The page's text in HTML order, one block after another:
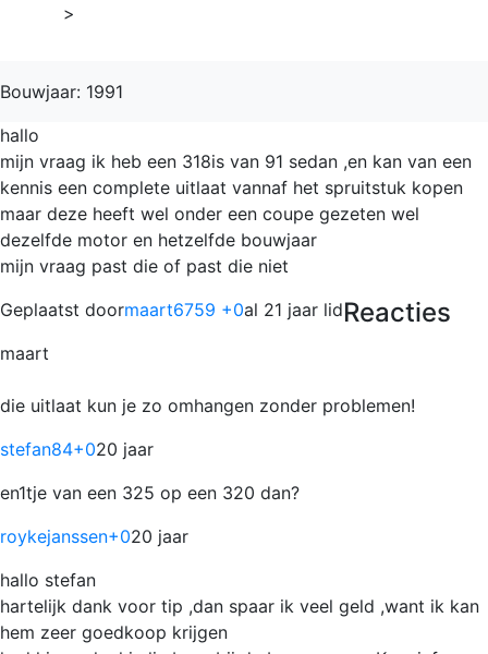
>
Bouwjaar: 1991
hallo
mijn vraag ik heb een 318is van 91 sedan ,en kan van een
kennis een complete uitlaat vannaf het spruitstuk kopen
maar deze heeft wel onder een coupe gezeten wel
dezelfde motor en hetzelfde bouwjaar
mijn vraag past die of past die niet
Geplaatst doormaart6759 +0al 21 jaar lidReacties
maart
die uitlaat kun je zo omhangen zonder problemen!
stefan84+020 jaar
en1tje van een 325 op een 320 dan?
roykejanssen+020 jaar
hallo stefan
hartelijk dank voor tip ,dan spaar ik veel geld ,want ik kan
hem zeer goedkoop krijgen